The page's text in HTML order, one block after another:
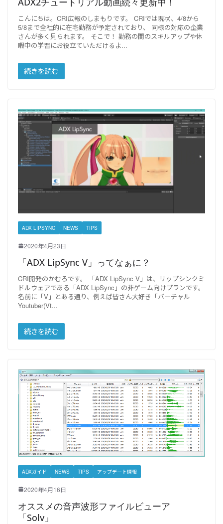
こんにちは。CRI広報のしまもりです。 CRIでは現状、4/8から
5/8まで全社的に在宅勤務が予定されており、 同様の対応の企業
さんが多く見られます。 そこで！ 勤務の間のスキルアップや休
暇中の学習にお役立ていただけるよ
続きを読む
ADX LIPSYNC NEWS TIPS
2020年4月23日
「ADX LipSync V」ってなぁに？
CRI開発のかむろです。 「ADX LipSync V」は、リップシンクミ
ドルウェアである「ADX LipSync」の非ゲーム向けプランです。
名前に「V」とある通り、例えば皆さん大好き「バーチャル
Youtuber(Vt
続きを読む
ADXガイド NEWS TIPS アップデート情報
2020年4月16日
オススメの音声波形ファイルビューア
「Solv」